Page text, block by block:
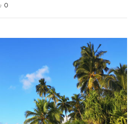
0